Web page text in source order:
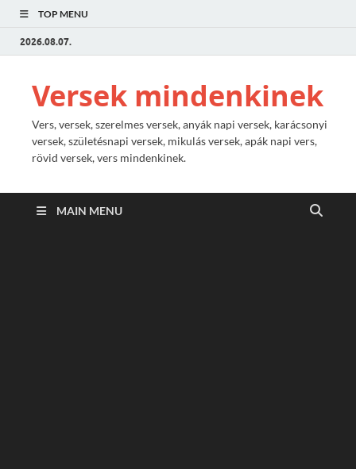
TOP MENU
2026.08.07.
Versek mindenkinek
Vers, versek, szerelmes versek, anyák napi versek, karácsonyi
versek, születésnapi versek, mikulás versek, apák napi vers,
rövid versek, vers mindenkinek.
MAIN MENU